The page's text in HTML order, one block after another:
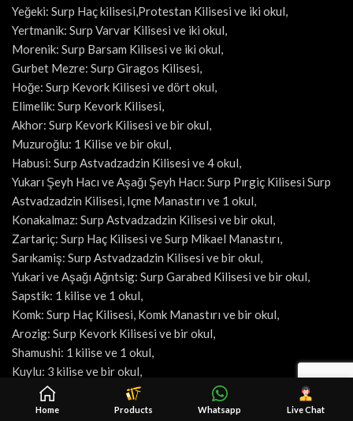
Yeğeki: Surp Haç kilisesi,Protestan Kilisesi ve iki okul,
Yertmanik: Surp Varvar Kilisesi ve iki okul,
Morenik: Surp Barsam Kilisesi ve iki okul,
Gurbet Mezre: Surp Giragos Kilisesi,
Hoğe: Surp Kevork Kilisesi ve dört okul,
Elimelik: Surp Kevork Kilisesi,
Akhor: Surp Kevork Kilisesi ve bir okul,
Muzuroğlu: 1 Kilise ve bir okul,
Habusi: Surp Astvadzadzin Kilisesi ve 4 okul,
Yukarı Şeyh Hacı ve Aşağı Şeyh Hacı: Surp Pırgiç Kilisesi Surp
Astvadzadzin Kilisesi, Içme Manastırı ve 1 okul,
Konakalmaz: Surp Astvadzadzin Kilisesi ve bir okul,
Zartariç: Surp Haç Kilisesi ve Surp Mikael Manastırı,
Sarıkamiş: Surp Astvadzadzin Kilisesi ve bir okul,
Yukari ve Aşağı Ağntsig: Surp Garabed Kilisesi ve bir okul,
Sapstik: 1 kilise ve 1 okul,
Komk: Surp Haç Kilisesi, Komk Manastırı ve bir okul,
Arozig: Surp Kevork Kilisesi ve bir okul,
Shamushi: 1 kilise ve 1 okul,
Kuylu: 3 kilise ve bir okul,
Musin: 1 kilise ve bir okul,
Perçenç: Surp Pırgiç Kilisesi, Protestan Kilisesi ve iki okul,
Home Products Whatsapp Live Chat